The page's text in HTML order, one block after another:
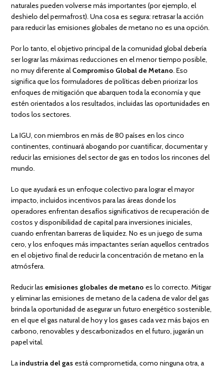
naturales pueden volverse más importantes (por ejemplo, el
deshielo del permafrost). Una cosa es segura: retrasar la acción
para reducir las emisiones globales de metano no es una opción.
Por lo tanto, el objetivo principal de la comunidad global debería
ser lograr las máximas reducciones en el menor tiempo posible,
no muy diferente al Compromiso Global de Metano. Eso
significa que los formuladores de políticas deben priorizar los
enfoques de mitigación que abarquen toda la economía y que
estén orientados a los resultados, incluidas las oportunidades en
todos los sectores.
La IGU, con miembros en más de 80 países en los cinco
continentes, continuará abogando por cuantificar, documentar y
reducir las emisiones del sector de gas en todos los rincones del
mundo.
Lo que ayudará es un enfoque colectivo para lograr el mayor
impacto, incluidos incentivos para las áreas donde los
operadores enfrentan desafíos significativos de recuperación de
costos y disponibilidad de capital para inversiones iniciales,
cuando enfrentan barreras de liquidez. No es un juego de suma
cero, y los enfoques más impactantes serían aquellos centrados
en el objetivo final de reducir la concentración de metano en la
atmósfera.
Reducir las emisiones globales de metano es lo correcto. Mitigar
y eliminar las emisiones de metano de la cadena de valor del gas
brinda la oportunidad de asegurar un futuro energético sostenible,
en el que el gas natural de hoy y los gases cada vez más bajos en
carbono, renovables y descarbonizados en el futuro, jugarán un
papel vital.
La industria del gas está comprometida, como ninguna otra, a